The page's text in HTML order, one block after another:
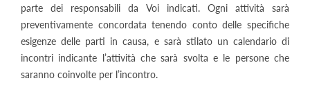
parte dei responsabili da Voi indicati. Ogni attività sarà
preventivamente concordata tenendo conto delle specifiche
esigenze delle parti in causa, e sarà stilato un calendario di
incontri indicante l’attività che sarà svolta e le persone che
saranno coinvolte per l’incontro.